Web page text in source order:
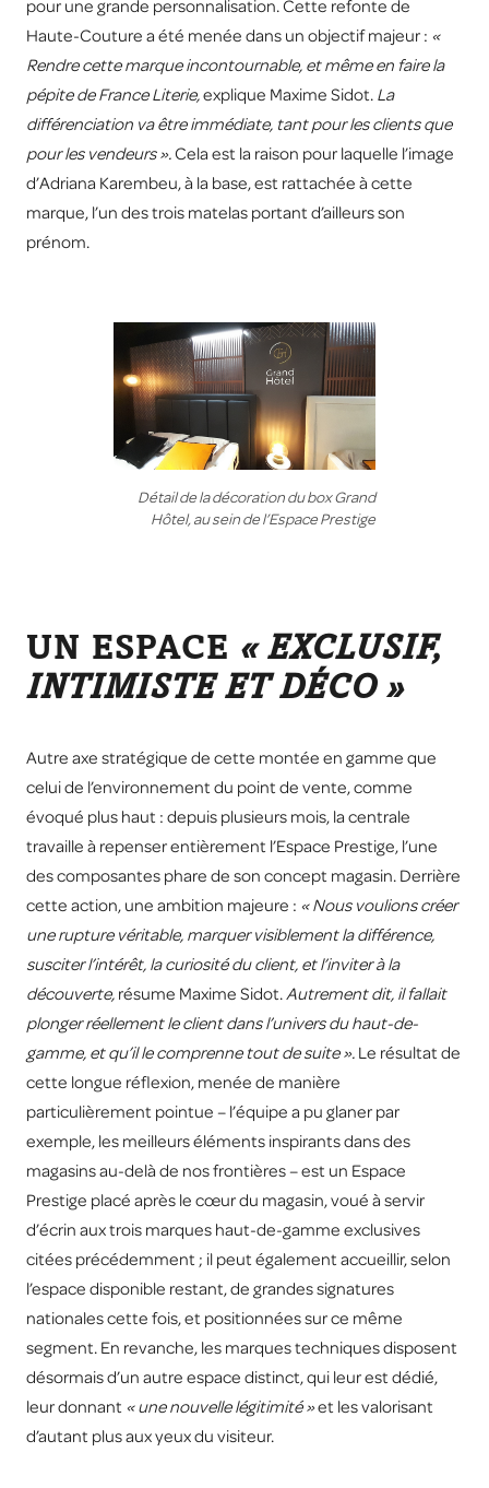
pour une grande personnalisation. Cette refonte de
Haute-Couture a été menée dans un objectif majeur : «
Rendre cette marque incontournable, et même en faire la
pépite de France Literie,explique Maxime Sidot. La
différenciation va être immédiate, tant pour les clients que
pour les vendeurs ».Cela est la raison pour laquelle l’image
d’Adriana Karembeu, à la base, est rattachée à cette
marque, l’un des trois matelas portant d’ailleurs son
prénom.
Détail de la décoration du box Grand
Hôtel, au sein de l’Espace Prestige
UN ESPACE « EXCLUSIF,
INTIMISTE ET DÉCO »
Autre axe stratégique de cette montée en gamme que
celui de l’environnement du point de vente, comme
évoqué plus haut : depuis plusieurs mois, la centrale
travaille à repenser entièrement l’Espace Prestige, l’une
des composantes phare de son concept magasin. Derrière
cette action, une ambition majeure : « Nous voulions créer
une rupture véritable, marquer visiblement la différence,
susciter l’intérêt, la curiosité du client, et l’inviter à la
découverte, résume Maxime Sidot. Autrement dit, il fallait
plonger réellement le client dans l’univers du haut-de-
gamme, et qu’il le comprenne tout de suite ». Le résultat de
cette longue réflexion, menée de manière
particulièrement pointue – l’équipe a pu glaner par
exemple, les meilleurs éléments inspirants dans des
magasins au-delà de nos frontières – est un Espace
Prestige placé après le cœur du magasin, voué à servir
d’écrin aux trois marques haut-de-gamme exclusives
citées précédemment ; il peut également accueillir, selon
l’espace disponible restant, de grandes signatures
nationales cette fois, et positionnées sur ce même
segment. En revanche, les marques techniques disposent
désormais d’un autre espace distinct, qui leur est dédié,
leur donnant « une nouvelle légitimité »et les valorisant
d’autant plus aux yeux du visiteur.